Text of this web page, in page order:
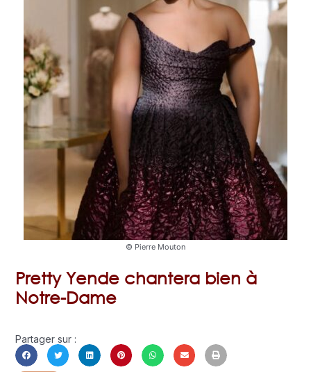
© Pierre Mouton
Pretty Yende chantera bien à
Notre-Dame
Partager sur :